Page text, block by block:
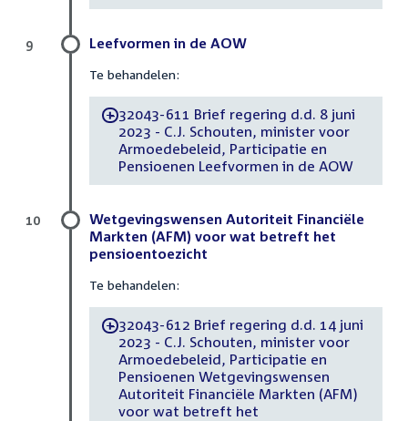
Leefvormen in de AOW
Te behandelen:
-32043-611 Brief regering d.d. 8 juni
2023 - C.J. Schouten, minister voor
Armoedebeleid, Participatie en
Pensioenen Leefvormen in de AOW
9
Wetgevingswensen Autoriteit Financiële
Markten (AFM) voor wat betreft het
pensioentoezicht
Te behandelen:
-32043-612 Brief regering d.d. 14 juni
2023 - C.J. Schouten, minister voor
Armoedebeleid, Participatie en
Pensioenen Wetgevingswensen
Autoriteit Financiële Markten (AFM)
voor wat betreft het
10